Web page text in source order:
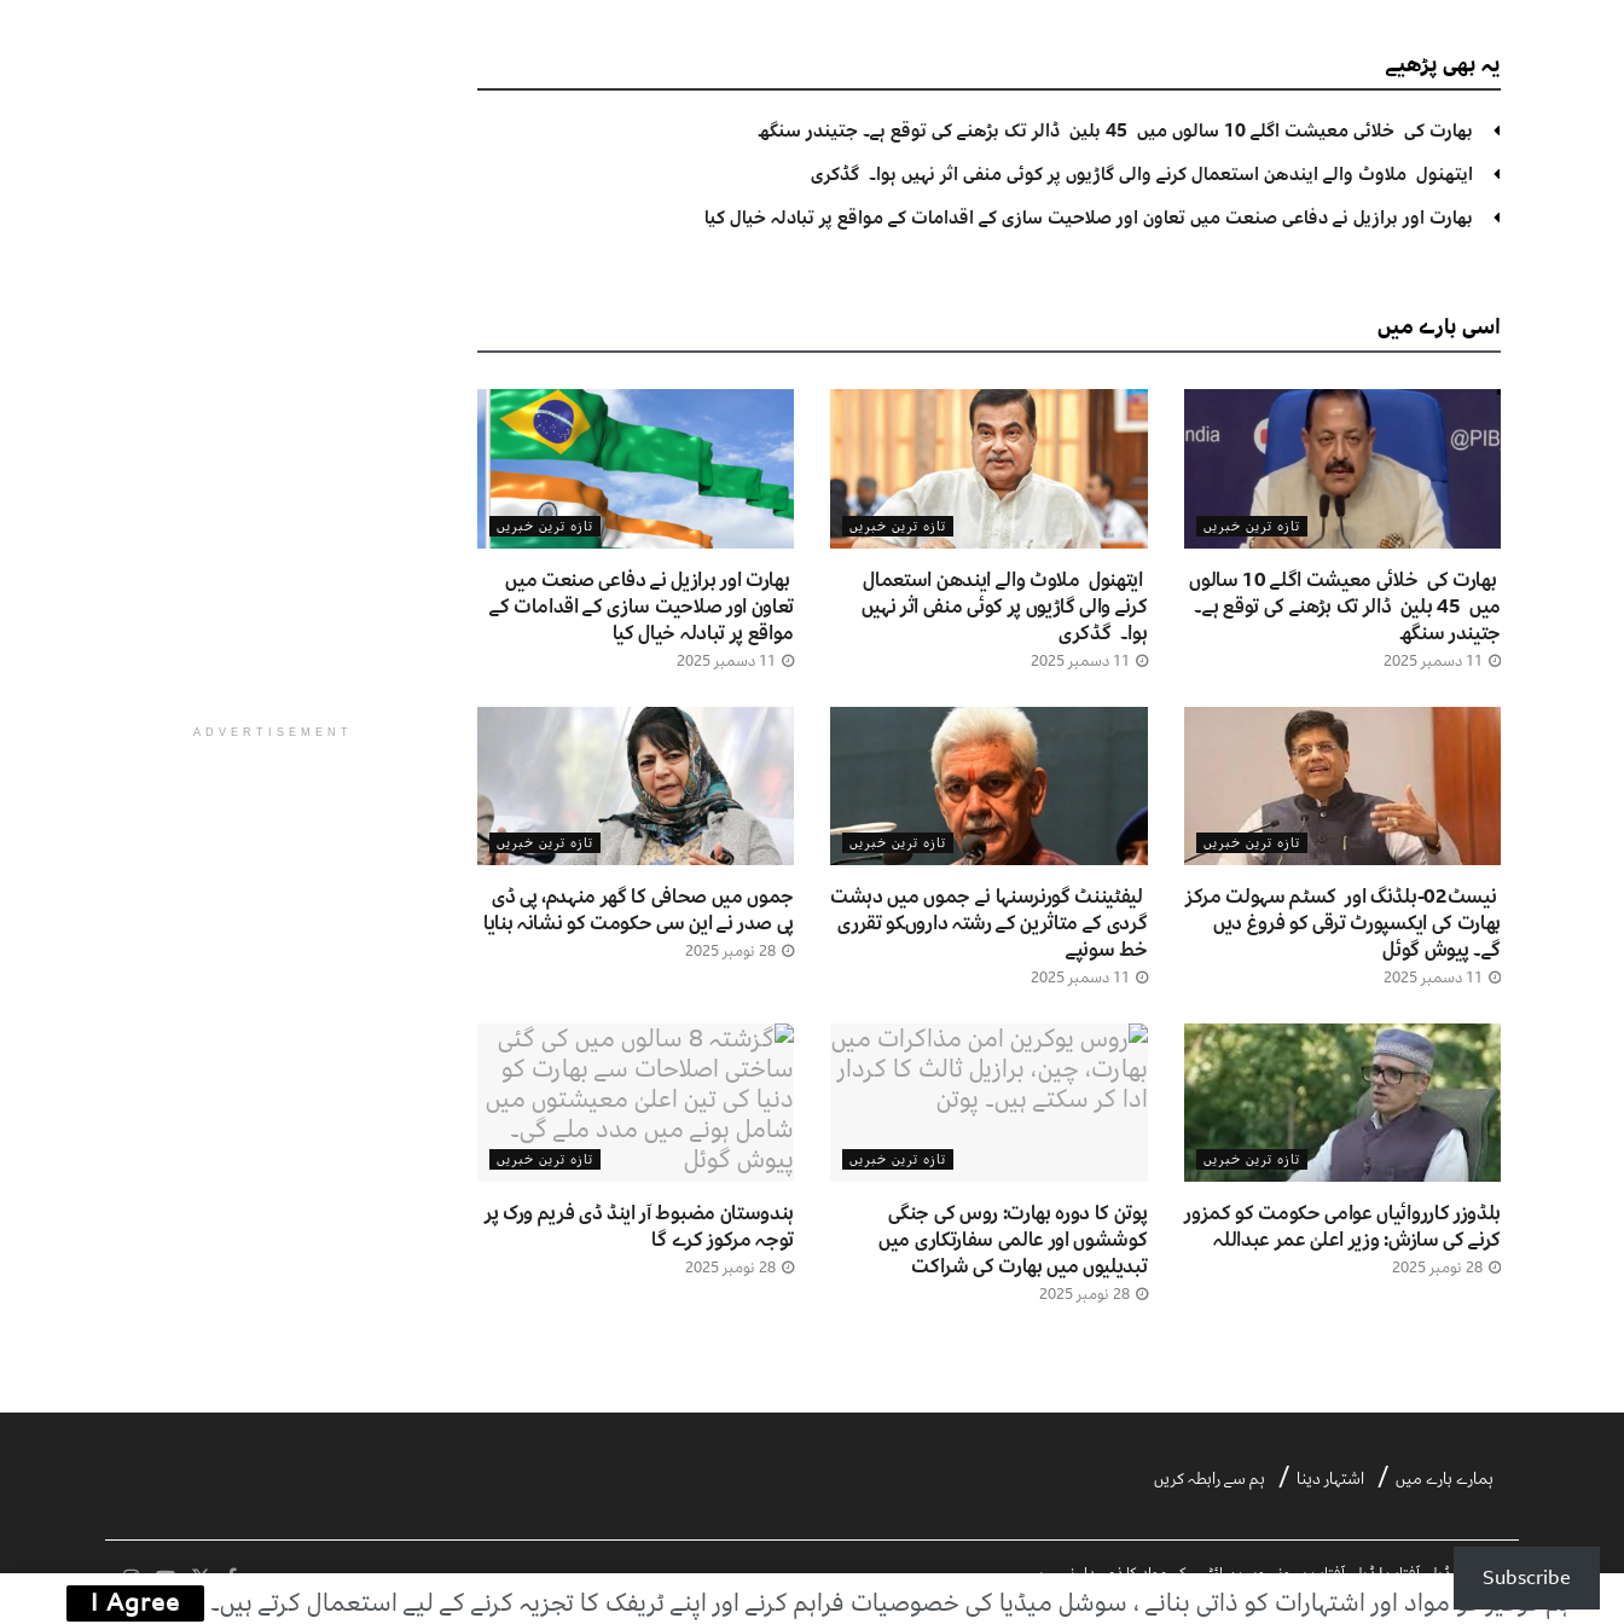
یہ بھیپڑھیے
بھارت کی خلائی معیشت اگلے 10 سالوں میں 45 بلین ڈالر تک بڑھنے کی توقع ہے۔ جتیندر سنگھ
ایتھنول ملاوٹ والے ایندھن استعمال کرنے والی گاڑیوں پر کوئی منفی اثر نہیں ہوا۔ گڈکری
بھارت اور برازیل نے دفاعی صنعت میں تعاون اور صلاحیت سازی کے اقدامات کے مواقع پر تبادلہ خیال کیا
اسیبارے میں
تازہ ترین خبریں
بھارت کی خلائی معیشت اگلے 10 سالوں
میں 45 بلین ڈالر تک بڑھنے کی توقع ہے۔
جتیندر سنگھ
تازہ ترین خبریں
ایتھنول ملاوٹ والے ایندھن استعمال
کرنے والی گاڑیوں پر کوئی منفی اثر نہیں
ہوا۔ گڈکری
تازہ ترین خبریں
بھارت اور برازیل نے دفاعی صنعت میں
تعاون اور صلاحیت سازی کے اقدامات کے
مواقع پر تبادلہ خیال کیا
تازہ ترین خبریں
نیسٹ02-بلڈنگ اور کسٹم سہولت مرکز
بھارت کی ایکسپورٹ ترقی کو فروغ دیں
گے۔ پیوش گوئل
تازہ ترین خبریں
لیفٹیننٹ گورنرسنہا نے جموں میں دہشت
گردی کے متاثرین کے رشتہ داروںکو تقرری
خط سونپے
تازہ ترین خبریں
جموں میں صحافی کا گھر منہدم، پی ڈی
پی صدر نے این سی حکومت کو نشانہ بنایا
تازہ ترین خبریں
بلڈوزر کارروائیاں عوامی حکومت کو کمزور
کرنے کی سازش: وزیر اعلیٰ عمر عبداللہ
تازہ ترین خبریں
پوتن کا دورہ بھارت: روس کی جنگی
کوششوں اور عالمی سفارتکاری میں
تبدیلیوں میں بھارت کی شراکت
28 نومبر 2025
تازہ ترین خبریں
ہندوستان مضبوط آر اینڈ ڈی فریم ورک پر
توجہ مرکوز کرے گا
ADVERTISEMENT
ہمارے بارے میں اشتہار دینا ہم سے رابطہ کریں
©2021 ڈیلی آفتاب | ڈیلی آفتاب بیرونی ویب سائٹس کے مواد کا ذمہ دار نہیں ہے۔
ہم کوکیز کو مواد اور اشتہارات کو ذاتی بنانے ، سوشل میڈیا کی خصوصیات فراہم کرنے اور اپنے ٹریفک کا تجزیہ کرنے کے لیے استعمال کرتے ہیں۔ I Agree
Subscribe